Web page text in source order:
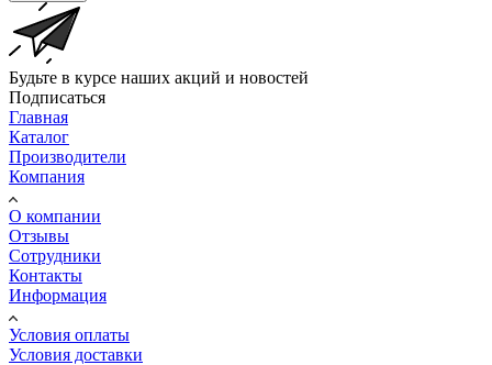
Будьте в курсе наших акций и новостей
Подписаться
Главная
Каталог
Производители
Компания
О компании
Отзывы
Сотрудники
Контакты
Информация
Условия оплаты
Условия доставки